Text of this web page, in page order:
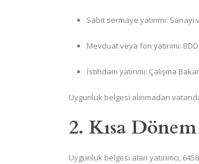
Sabit sermaye yatırımı: Sanayi
Mevduat veya fon yatırımı:
İstihdam yatırımı: Çalışma
Uygunluk belgesi alınmadan
2. Kısa
Uygunluk belgesi alan yatırımcı,